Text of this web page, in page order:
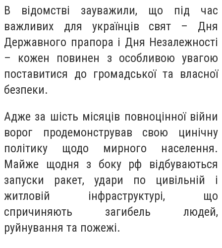
В відомстві зауважили, що під час
важливих для українців свят – Дня
Державного прапора і Дня Незалежності
– кожен повинен з особливою увагою
поставитися до громадської та власної
безпеки.
Адже за шість місяців повноцінної війни
ворог продемонстрував свою цинічну
політику щодо мирного населення.
Майже щодня з боку рф відбуваються
запуски ракет, удари по цивільній і
житловій інфраструктурі, що
спричиняють загибель людей,
руйнування та пожежі.